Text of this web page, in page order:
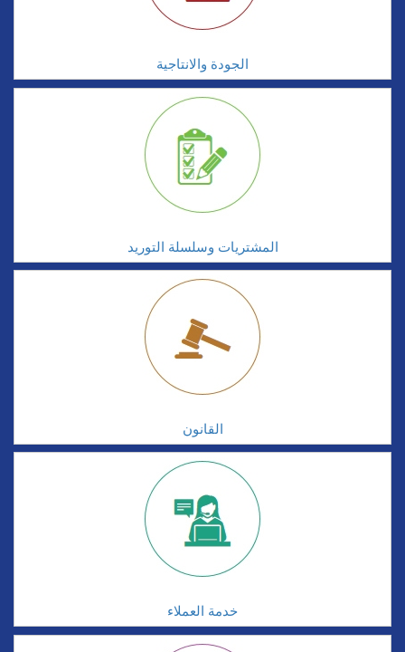
الجودة والانتاجية
المشتريات وسلسلة التوريد
القانون
خدمة العملاء